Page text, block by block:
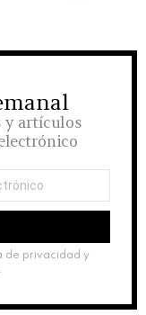
y artículos
de privacidad y